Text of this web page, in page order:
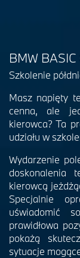
BMW
Szkolenie
Masz napięty
cenna, ale
kierowca? Ta
udziału w
Wydarzenie
doskonalenia
kierowcą
Specjalnie
uświadomić
prawidłowa
pokażą
sytuacje